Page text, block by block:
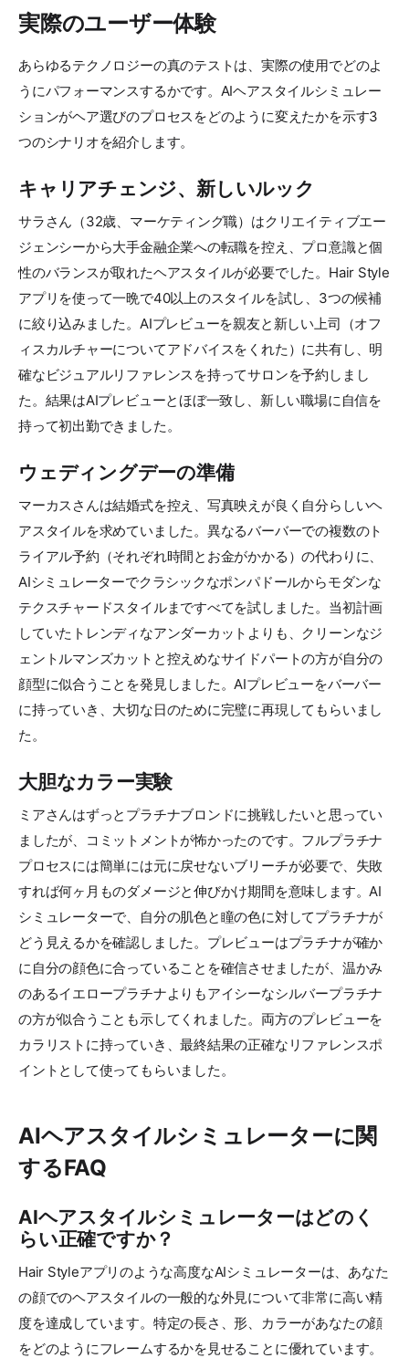
実際のユーザー体験
あらゆるテクノロジーの真のテストは、実際の使用でどのよ
うにパフォーマンスするかです。AIヘアスタイルシミュレー
ションがヘア選びのプロセスをどのように変えたかを示す3
つのシナリオを紹介します。
キャリアチェンジ、新しいルック
サラさん（32歳、マーケティング職）はクリエイティブエー
ジェンシーから大手金融企業への転職を控え、プロ意識と個
性のバランスが取れたヘアスタイルが必要でした。Hair Style
アプリを使って一晩で40以上のスタイルを試し、3つの候補
に絞り込みました。AIプレビューを親友と新しい上司（オフ
ィスカルチャーについてアドバイスをくれた）に共有し、明
確なビジュアルリファレンスを持ってサロンを予約しまし
た。結果はAIプレビューとほぼ一致し、新しい職場に自信を
持って初出勤できました。
ウェディングデーの準備
マーカスさんは結婚式を控え、写真映えが良く自分らしいヘ
アスタイルを求めていました。異なるバーバーでの複数のト
ライアル予約（それぞれ時間とお金がかかる）の代わりに、
AIシミュレーターでクラシックなポンパドールからモダンな
テクスチャードスタイルまですべてを試しました。当初計画
していたトレンディなアンダーカットよりも、クリーンなジ
ェントルマンズカットと控えめなサイドパートの方が自分の
顔型に似合うことを発見しました。AIプレビューをバーバー
に持っていき、大切な日のために完璧に再現してもらいまし
た。
大胆なカラー実験
ミアさんはずっとプラチナブロンドに挑戦したいと思ってい
ましたが、コミットメントが怖かったのです。フルプラチナ
プロセスには簡単には元に戻せないブリーチが必要で、失敗
すれば何ヶ月ものダメージと伸びかけ期間を意味します。AI
シミュレーターで、自分の肌色と瞳の色に対してプラチナが
どう見えるかを確認しました。プレビューはプラチナが確か
に自分の顔色に合っていることを確信させましたが、温かみ
のあるイエロープラチナよりもアイシーなシルバープラチナ
の方が似合うことも示してくれました。両方のプレビューを
カラリストに持っていき、最終結果の正確なリファレンスポ
イントとして使ってもらいました。
AIヘアスタイルシミュレーターに関
するFAQ
AIヘアスタイルシミュレーターはどのく
らい正確ですか？
Hair Styleアプリのような高度なAIシミュレーターは、あなた
の顔でのヘアスタイルの一般的な外見について非常に高い精
度を達成しています。特定の長さ、形、カラーがあなたの顔
をどのようにフレームするかを見せることに優れています。